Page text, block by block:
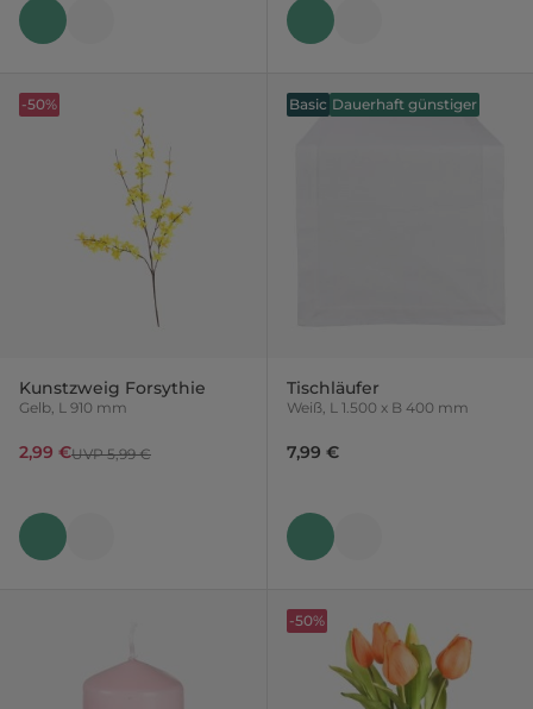
Kunstzweig Forsythie
Gelb, L 910 mm
2,99 €UVP 5,99 €
-50%
Tischläufer
Weiß, L 1.500 x B 400 mm
7,99 €
Basic Dauerhaft günstiger
-50%